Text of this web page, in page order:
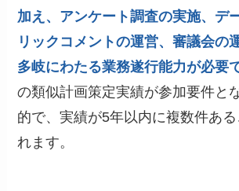
加え、アンケート調査の実施、デ
リックコメントの運営、審議会の
多岐にわたる業務遂行能力が必要
の類似計画策定実績が参加要件と
的で、実績が5年以内に複数件あ
れます。